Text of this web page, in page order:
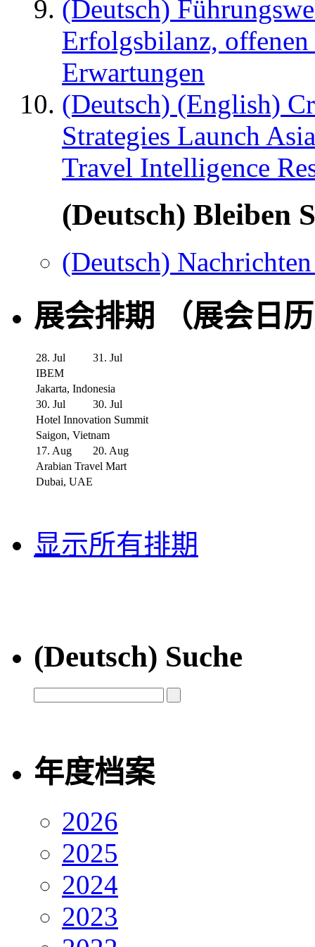
(Deutsch)
Erfolgsbilanz,
Erwartungen
(Deutsch) (English)
Strategies Launch
Travel Intelligence
(Deutsch) Bleiben
(Deutsch)
展会排期 （展会日
28. Jul
31. Jul
IBEM
Jakarta, Indonesia
30. Jul
30. Jul
Hotel Innovation Summit
Saigon, Vietnam
17. Aug
20. Aug
Arabian Travel Mart
Dubai, UAE
显示所有排期
(Deutsch) Suche
年度档案
2026
2025
2024
2023